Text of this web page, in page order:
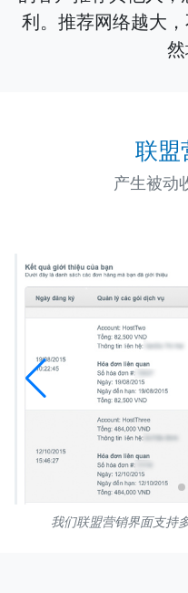
利。推荐网络越大
然
联盟
产生被动
我们联盟营销界面支持